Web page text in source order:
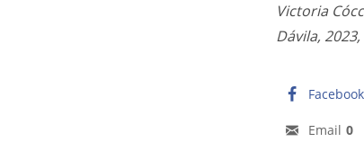
Victoria
Dávila,
Facebook
Email 0